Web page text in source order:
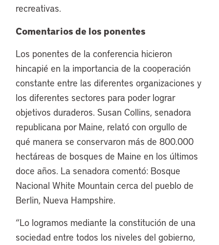
recreativas.
Comentarios de los ponentes
Los ponentes de la conferencia hicieron
hincapié en la importancia de la cooperación
constante entre las diferentes organizaciones y
los diferentes sectores para poder lograr
objetivos duraderos. Susan Collins, senadora
republicana por Maine, relató con orgullo de
qué manera se conservaron más de 800.000
hectáreas de bosques de Maine en los últimos
doce años. La senadora comentó: Bosque
Nacional White Mountain cerca del pueblo de
Berlin, Nueva Hampshire.
“Lo logramos mediante la constitución de una
sociedad entre todos los niveles del gobierno,